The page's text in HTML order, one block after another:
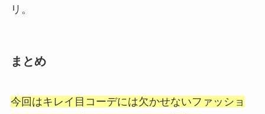
リ。
まとめ
今回はキレイ目コーデには欠かせないファッショ